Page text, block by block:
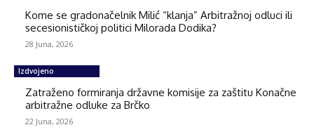
Kome se gradonačelnik Milić “klanja” Arbitražnoj odluci ili
secesionističkoj politici Milorada Dodika?
28 Juna, 2026
Izdvojeno
Zatraženo formiranja državne komisije za zaštitu Konačne
arbitražne odluke za Brčko
22 Juna, 2026